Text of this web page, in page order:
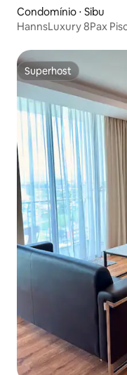
Condomínio ⋅ Sibu
HannsLuxury 8Pax
Superhost
Superhost